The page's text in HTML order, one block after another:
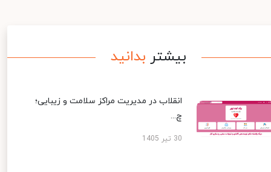
بیشتر بدانید
انقلاب در مدیریت مراکز سلامت و زیبایی؛
چ...
30 تیر 1405